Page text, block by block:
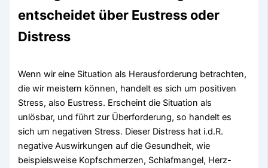
entscheidet über Eustress oder
Distress
Wenn wir eine Situation als Herausforderung betrachten,
die wir meistern können, handelt es sich um positiven
Stress, also Eustress. Erscheint die Situation als
unlösbar, und führt zur Überforderung, so handelt es
sich um negativen Stress. Dieser Distress hat i.d.R.
negative Auswirkungen auf die Gesundheit, wie
beispielsweise Kopfschmerzen, Schlafmangel, Herz-